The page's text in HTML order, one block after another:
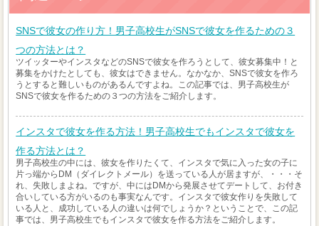
SNSで彼女の作り方！男子高校生がSNSで彼女を作るための３
つの方法とは？
ツイッターやインスタなどのSNSで彼女を作ろうとして、彼女募集中！と
募集をかけたとしても、彼女はできません。なかなか、SNSで彼女を作ろ
うとすると難しいものがあるんですよね。この記事では、男子高校生が
SNSで彼女を作るための３つの方法をご紹介します。
インスタで彼女を作る方法！男子高校生でもインスタで彼女を
作る方法とは？
男子高校生の中には、彼女を作りたくて、インスタで気に入った女の子に
片っ端からDM（ダイレクトメール）を送っている人が居ますが、・・・そ
れ、失敗しまよね。ですが、中にはDMから発展させてデートして、お付き
合いしている方がいるのも事実なんです。インスタで彼女作りを失敗して
いる人と、成功している人の違いは何でしょうか？ということで、この記
事では、男子高校生でもインスタで彼女を作る方法をご紹介します。